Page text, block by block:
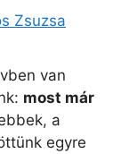
Zsuzsa
van
most már
a
egyre